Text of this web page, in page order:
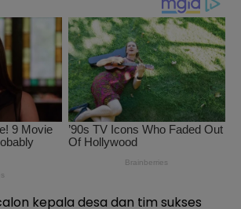
kepala desa dan tim sukses